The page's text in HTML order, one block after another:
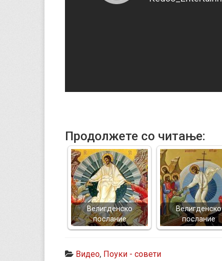
Продолжете со читање:
Велигденско
послание
Велигденско
послание
Видео, Поуки - совети